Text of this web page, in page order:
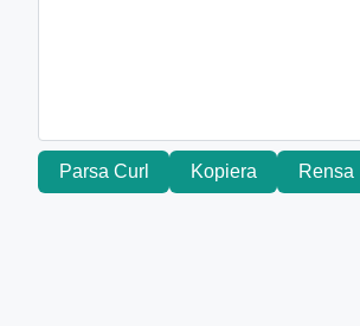
Parsa Curl Kopiera Rensa